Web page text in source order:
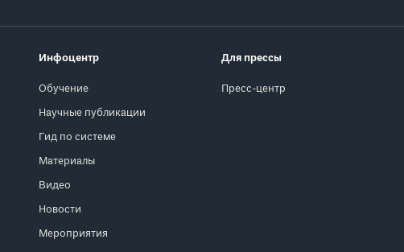
Инфоцентр
Обучение
Научные публикации
Гид по системе
Материалы
Видео
Новости
Мероприятия
Для прессы
Пресс-центр